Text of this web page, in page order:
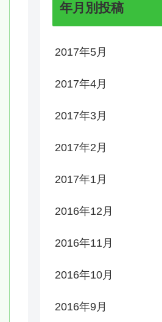
年月別投稿
2017年5月
2017年4月
2017年3月
2017年2月
2017年1月
2016年12月
2016年11月
2016年10月
2016年9月